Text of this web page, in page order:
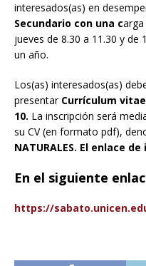
interesados(as) en
Secundario con una c
jueves de 8.30 a 11.30 y de
un año.
Los(as) interesados(as)
presentar Currículum
10. La inscripción será
su CV (en formato
NATURALES. El enlace de
En el siguiente
https://